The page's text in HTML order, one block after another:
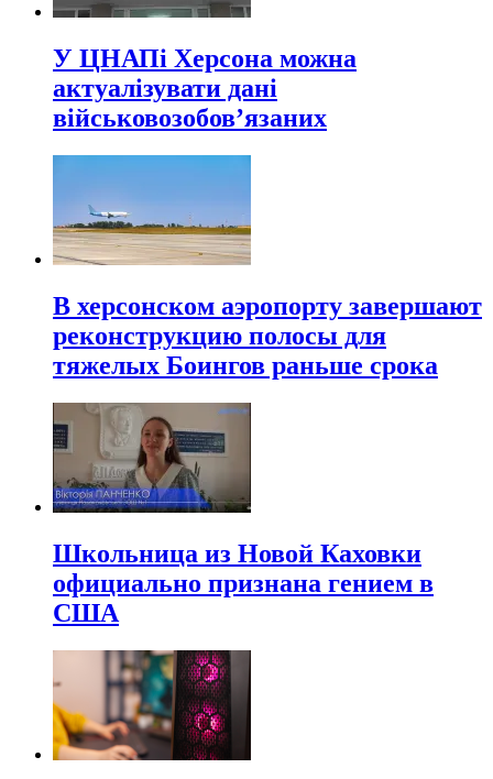
У ЦНАПі Херсона можна
актуалізувати дані
військовозобов’язаних
В херсонском аэропорту завершают
реконструкцию полосы для
тяжелых Боингов раньше срока
Школьница из Новой Каховки
официально признана гением в
США